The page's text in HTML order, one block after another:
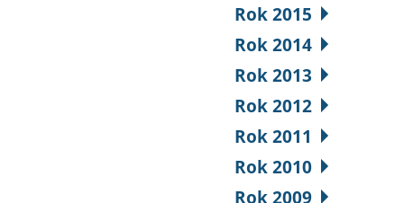
Rok 2015
Rok 2014
Rok 2013
Rok 2012
Rok 2011
Rok 2010
Rok 2009